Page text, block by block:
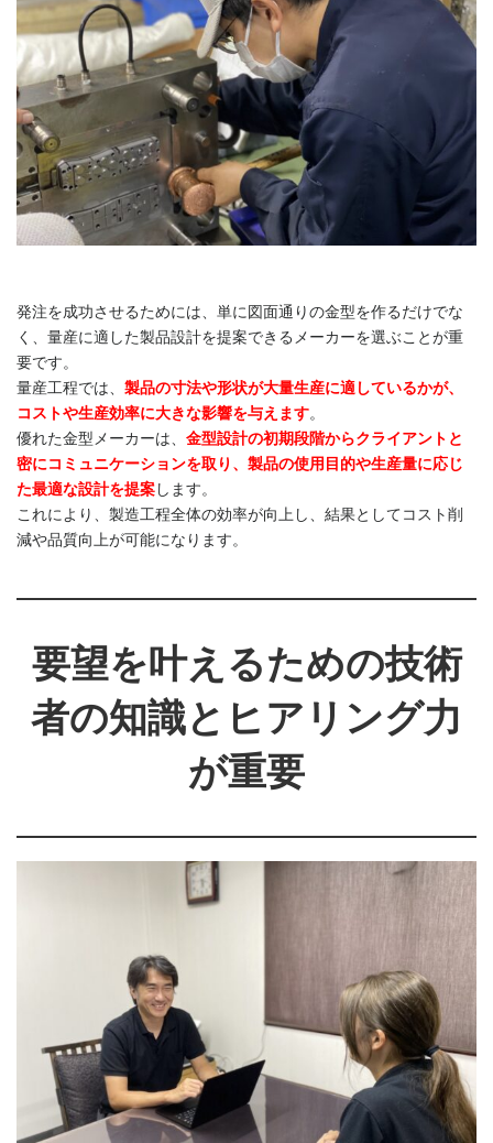
発注を成功させるためには、単に図面通りの金型を作るだけでな
く、量産に適した製品設計を提案できるメーカーを選ぶことが重
要です。
量産工程では、 製品の寸法や形状が大量生産に適しているかが、
コストや生産効率に大きな影響を与えます。
優れた金型メーカーは、 金型設計の初期段階からクライアントと
密にコミュニケーションを取り、製品の使用目的や生産量に応じ
た最適な設計を提案します。
これにより、製造工程全体の効率が向上し、結果としてコスト削
減や品質向上が可能になります。
要望を叶えるための技術
者の知識とヒアリング力
が重要